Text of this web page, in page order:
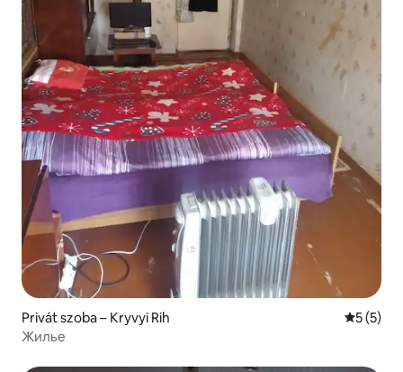
Privát szoba – Kryvyi Rih Átlagos
5 (5)
Жилье